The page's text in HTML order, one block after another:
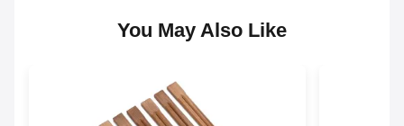
You May Also Like